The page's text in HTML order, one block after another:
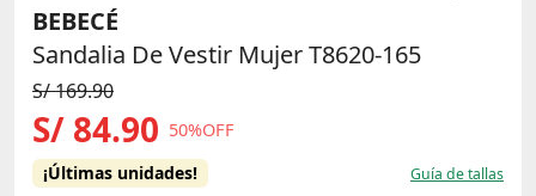
BEBECÉ
Sandalia De Vestir Mujer T8620-165
S/ 169.90
S/ 84.90 50%OFF
¡Últimas unidades! Guía de tallas